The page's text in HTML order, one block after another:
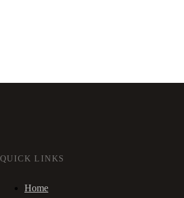
QUICK LINKS
Home